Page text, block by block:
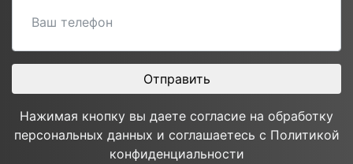
Нажимая кнопку вы даете согласие на обработку
персональных данных и соглашаетесь с Политикой
конфиденциальности